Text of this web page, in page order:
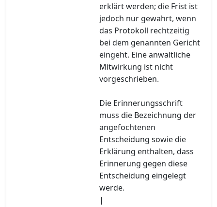
erklärt werden; die Frist ist
jedoch nur gewahrt, wenn
das Protokoll rechtzeitig
bei dem genannten Gericht
eingeht. Eine anwaltliche
Mitwirkung ist nicht
vorgeschrieben.
Die Erinnerungsschrift
muss die Bezeichnung der
angefochtenen
Entscheidung sowie die
Erklärung enthalten, dass
Erinnerung gegen diese
Entscheidung eingelegt
werde.
|